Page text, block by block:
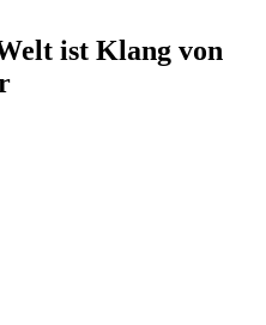
ist Klang von